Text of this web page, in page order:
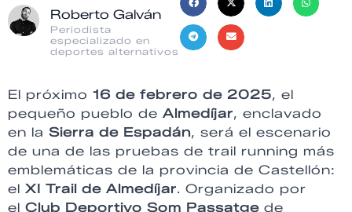
Roberto Galván
Periodista
especializado en
deportes alternativos
El próximo 16 de febrero de 2025, el
pequeño pueblo de Almedíjar, enclavado
en la Sierra de Espadán, será el escenario
de una de las pruebas de trail running más
emblemáticas de la provincia de Castellón:
el XI Trail de Almedíjar. Organizado por
el Club Deportivo Som Passatge de